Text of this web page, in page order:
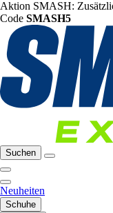
Aktion SMASH:
Code SMASH5
Suchen
Neuheiten
Schuhe